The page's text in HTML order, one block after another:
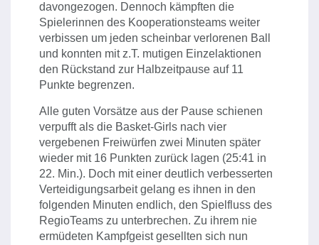
davongezogen. Dennoch kämpften die
Spielerinnen des Kooperationsteams weiter
verbissen um jeden scheinbar verlorenen Ball
und konnten mit z.T. mutigen Einzelaktionen
den Rückstand zur Halbzeitpause auf 11
Punkte begrenzen.
Alle guten Vorsätze aus der Pause schienen
verpufft als die Basket-Girls nach vier
vergebenen Freiwürfen zwei Minuten später
wieder mit 16 Punkten zurück lagen (25:41 in
22. Min.). Doch mit einer deutlich verbesserten
Verteidigungsarbeit gelang es ihnen in den
folgenden Minuten endlich, den Spielfluss des
RegioTeams zu unterbrechen. Zu ihrem nie
ermüdeten Kampfgeist gesellten sich nun